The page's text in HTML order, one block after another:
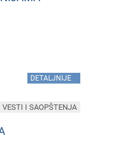
DETALJNIJE
VESTI I SAOPŠTENJA